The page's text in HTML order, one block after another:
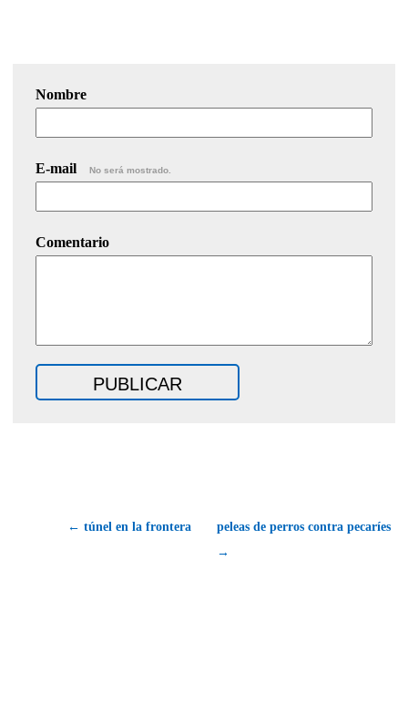
Nombre
E-mail No será mostrado.
Comentario
← túnel en la frontera
peleas de perros contra pecaríes
→